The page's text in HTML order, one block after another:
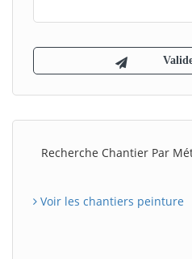
Recherche Chantier Par
Voir les chantiers peinture